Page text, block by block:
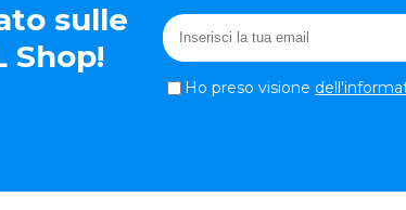
sulle
Shop!
Ho preso visione